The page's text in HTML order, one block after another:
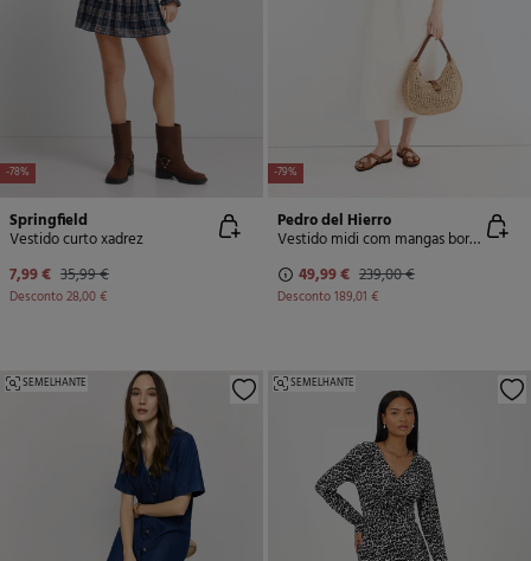
-78%
Springfield
Vestido curto xadrez
7,99 € 35,99 €
Desconto28,00 €
-79%
Pedro del Hierro
Vestido midi com mangas bordadas
49,99 € 239,00 €
Desconto189,01 €
SEMELHANTE SEMELHANTE